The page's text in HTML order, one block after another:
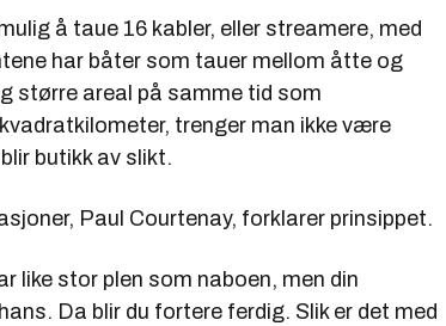
å taue 16 kabler, eller streamere, med
har båter som tauer mellom åtte og
større areal på samme tid som
trenger man ikke være
butikk av slikt.
Paul Courtenay, forklarer prinsippet.
like stor plen som naboen, men din
Da blir du fortere ferdig. Slik er det med